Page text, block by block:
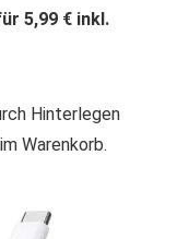
5,99 € inkl.
Hinterlegen
Warenkorb.